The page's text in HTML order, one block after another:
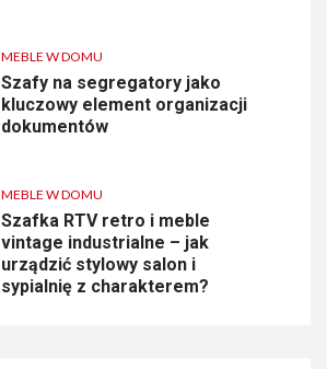
MEBLE W DOMU
Szafy na segregatory jako
kluczowy element organizacji
dokumentów
MEBLE W DOMU
Szafka RTV retro i meble
vintage industrialne – jak
urządzić stylowy salon i
sypialnię z charakterem?